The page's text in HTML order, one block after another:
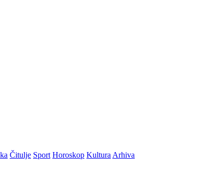
Čitulje Sport Horoskop Kultura Arhiva